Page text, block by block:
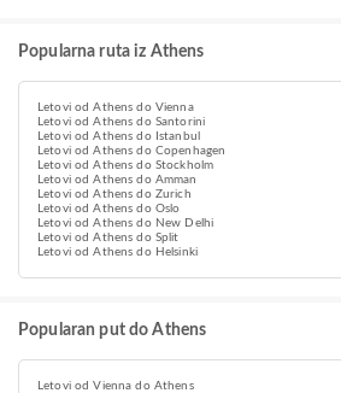
Popularna ruta iz Athens
Letovi od Athens do Vienna
Letovi od Athens do Santorini
Letovi od Athens do Istanbul
Letovi od Athens do Copenhagen
Letovi od Athens do Stockholm
Letovi od Athens do Amman
Letovi od Athens do Zurich
Letovi od Athens do Oslo
Letovi od Athens do New Delhi
Letovi od Athens do Split
Letovi od Athens do Helsinki
Popularan put do Athens
Letovi od Vienna do Athens